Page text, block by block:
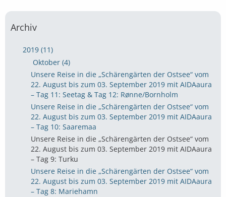
Archiv
2019 (11)
Oktober (4)
Unsere Reise in die „Schärengärten der Ostsee“ vom
22. August bis zum 03. September 2019 mit AIDAaura
– Tag 11: Seetag & Tag 12: Rønne/Bornholm
Unsere Reise in die „Schärengärten der Ostsee“ vom
22. August bis zum 03. September 2019 mit AIDAaura
– Tag 10: Saaremaa
Unsere Reise in die „Schärengärten der Ostsee“ vom
22. August bis zum 03. September 2019 mit AIDAaura
– Tag 9: Turku
Unsere Reise in die „Schärengärten der Ostsee“ vom
22. August bis zum 03. September 2019 mit AIDAaura
– Tag 8: Mariehamn